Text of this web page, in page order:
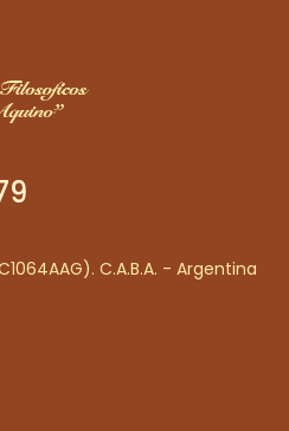
C.A.B.A. - Argentina